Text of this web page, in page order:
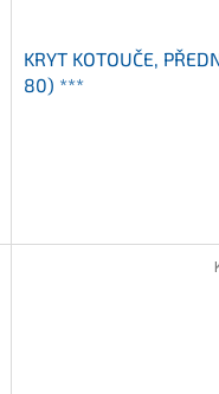
KRYT KOTOUČE,
80) ***